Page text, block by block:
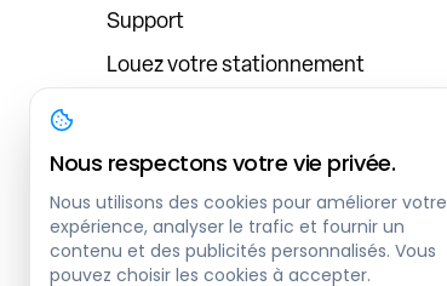
Support
Louez votre stationnement
À propos
Connexion au tableau de bord
Nous respectons votre vie privée.
Nous utilisons des cookies pour améliorer votre
expérience, analyser le trafic et fournir un
contenu et des publicités personnalisés. Vous
pouvez choisir les cookies à accepter.